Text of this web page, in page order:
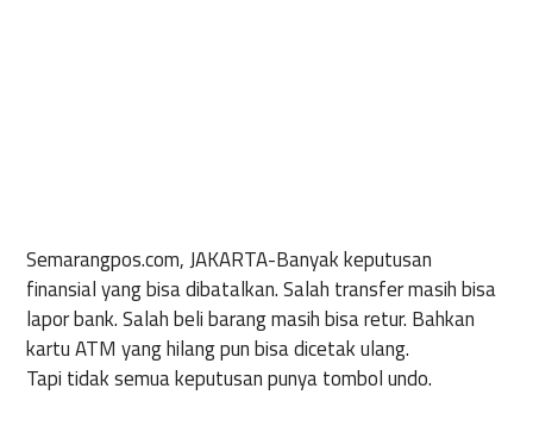
Semarangpos.com, JAKARTA-Banyak keputusan
finansial yang bisa dibatalkan. Salah transfer masih bisa
lapor bank. Salah beli barang masih bisa retur. Bahkan
kartu ATM yang hilang pun bisa dicetak ulang.
Tapi tidak semua keputusan punya tombol undo.